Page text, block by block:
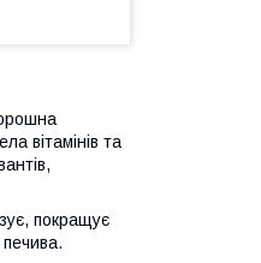
вітамінів та
покращує
печива.